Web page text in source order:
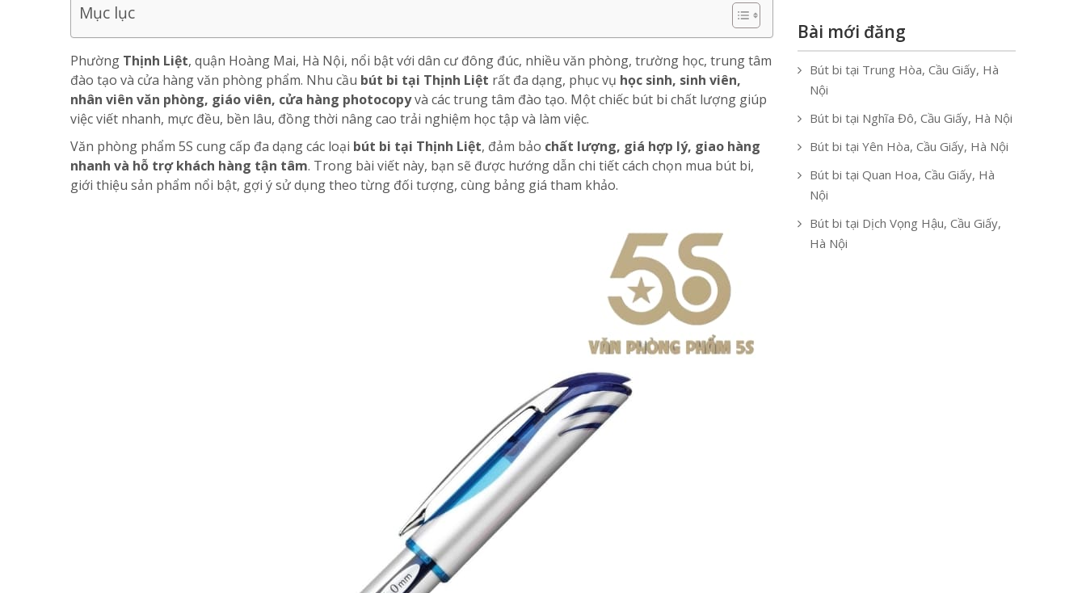
Mục lục
Phường Thịnh Liệt, quận Hoàng Mai, Hà Nội, nổi bật với dân cư đông đúc, nhiều văn phòng, trường học, trung tâm
đào tạo và cửa hàng văn phòng phẩm. Nhu cầu bút bi tại Thịnh Liệt rất đa dạng, phục vụ học sinh, sinh viên,
nhân viên văn phòng, giáo viên, cửa hàng photocopyvà các trung tâm đào tạo. Một chiếc bút bi chất lượng giúp
việc viết nhanh, mực đều, bền lâu, đồng thời nâng cao trải nghiệm học tập và làm việc.
Văn phòng phẩm 5S cung cấp đa dạng các loại bút bi tại Thịnh Liệt, đảm bảo chất lượng, giá hợp lý, giao hàng
nhanh và hỗ trợ khách hàng tận tâm. Trong bài viết này, bạn sẽ được hướng dẫn chi tiết cách chọn mua bút bi,
giới thiệu sản phẩm nổi bật, gợi ý sử dụng theo từng đối tượng, cùng bảng giá tham khảo.
Bài mới đăng
Bút bi tại Trung Hòa, Cầu Giấy, Hà
Nội
Bút bi tại Nghĩa Đô, Cầu Giấy, Hà Nội
Bút bi tại Yên Hòa, Cầu Giấy, Hà Nội
Bút bi tại Quan Hoa, Cầu Giấy, Hà
Nội
Bút bi tại Dịch Vọng Hậu, Cầu Giấy,
Hà Nội